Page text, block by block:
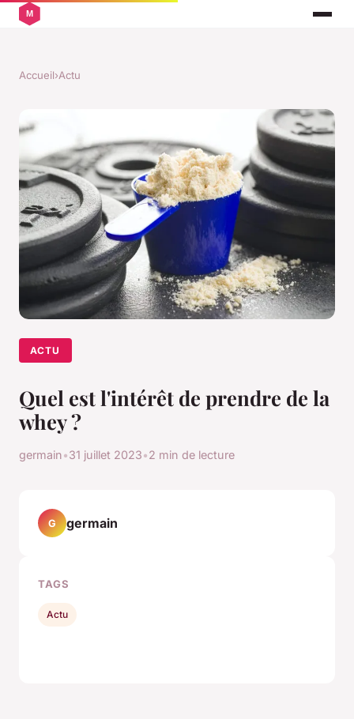
Accueil›Actu
ACTU
Quel est l'intérêt de prendre de la
whey ?
germain•31 juillet 2023•2 min de lecture
G germain
TAGS
Actu